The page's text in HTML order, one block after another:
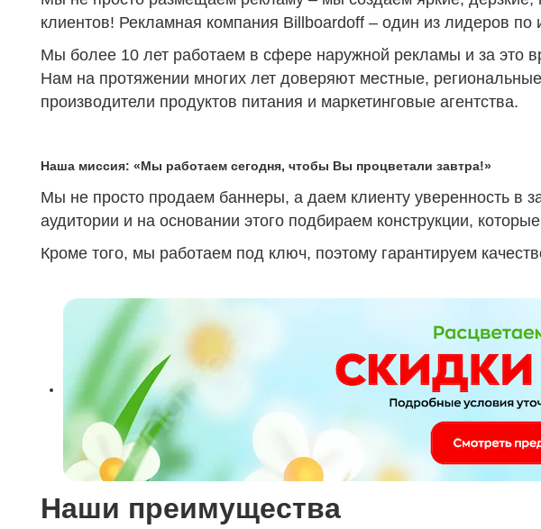
клиентов! Рекламная компания Billboardoff – один из лидеров
Мы более 10 лет работаем в сфере наружной рекламы и за это
Нам на протяжении многих лет доверяют местные,
производители продуктов питания и маркетинговые агентства.
Наша миссия: «Мы работаем сегодня, чтобы Вы процветали завтра!»
Мы не просто продаем баннеры, а даем клиенту уверенность в
аудитории и на основании этого подбираем конструкции,
Кроме того, мы работаем под ключ, поэтому гарантируем
Наши преимущества